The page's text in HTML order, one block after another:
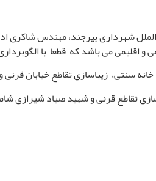
شهرداری بیرجند، مهندس شاکری
اقلیمی می باشد که قطعا با
سنتی، زیباسازی تقاطع خیابان قرنی
و شهید صیاد شیرازی شامل اجرای آبنما، باغچه